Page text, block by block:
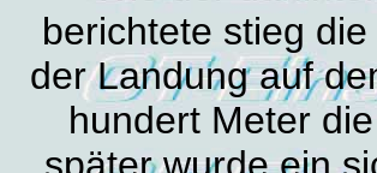
berichtete stieg
der Landung auf
hundert Meter